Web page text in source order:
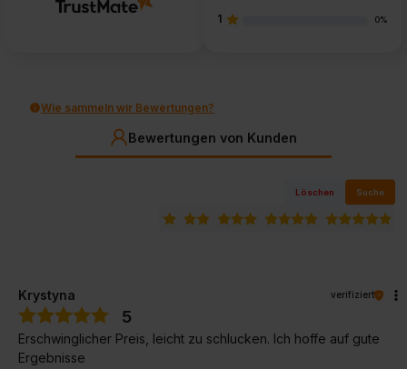
1 0%
Wie sammeln wir Bewertungen?
Bewertungen von Kunden
Löschen Suche
Krystyna verifiziert
5
Erschwinglicher Preis, leicht zu schlucken. Ich hoffe auf gute
Ergebnisse